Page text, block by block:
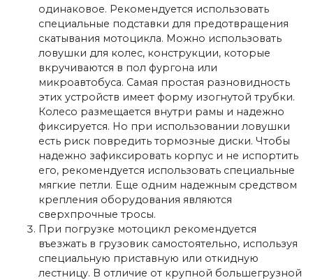
одинаковое. Рекомендуется использовать
специальные подставки для предотвращения
скатывания мотоцикла. Можно использовать
ловушки для колес, конструкции, которые
вкручиваются в пол фургона или
микроавтобуса. Самая простая разновидность
этих устройств имеет форму изогнутой трубки.
Колесо размещается внутри рамы и надежно
фиксируется. Но при использовании ловушки
есть риск повредить тормозные диски. Чтобы
надежно зафиксировать корпус и не испортить
его, рекомендуется использовать специальные
мягкие петли. Еще одним надежным средством
крепления оборудования являются
сверхпрочные тросы.
При погрузке мотоцикл рекомендуется
въезжать в грузовик самостоятельно, используя
специальную приставную или откидную
лестницу. В отличие от крупной большегрузной